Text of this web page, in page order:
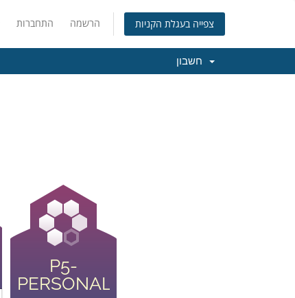
התחברות הרשמה צפייה בעגלת הקניות
P5-
PERSONALIZED